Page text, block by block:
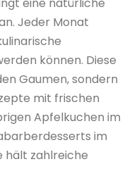
Jeder Monat
können. Diese
Gaumen, sondern
mit frischen
Apfelkuchen im
im
hält zahlreiche